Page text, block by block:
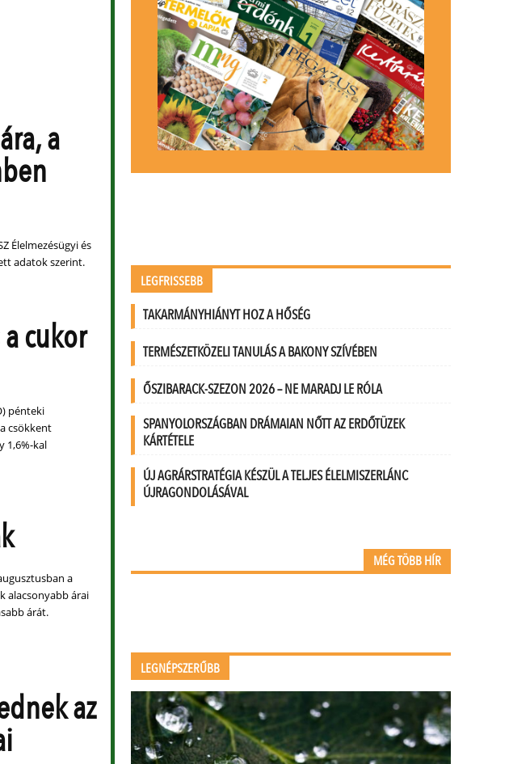
a
Élelmezésügyi és
adatok szerint.
cukor
pénteki
csökkent
1,6%-kal
a
alacsonyabb árai
árát.
az
LEGFRISSEBB
TAKARMÁNYHIÁNYT HOZ A HŐSÉG
TERMÉSZETKÖZELI TANULÁS A BAKONY SZÍVÉBEN
ŐSZIBARACK-SZEZON 2026 – NE MARADJ LE RÓLA
SPANYOLORSZÁGBAN DRÁMAIAN NŐTT AZ ERDŐTÜZEK
KÁRTÉTELE
ÚJ AGRÁRSTRATÉGIA KÉSZÜL A TELJES ÉLELMISZERLÁNC
ÚJRAGONDOLÁSÁVAL
MÉG TÖBB HÍR
LEGNÉPSZERŰBB